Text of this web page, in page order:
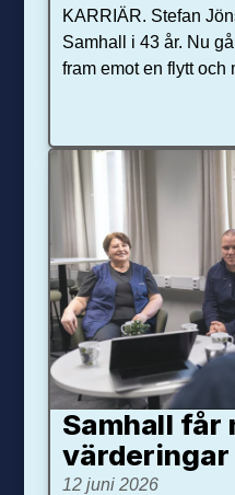
KARRIÄR. Stefan
Samhall i 43 år. Nu
fram emot en flytt och
Samhall får
värdering­ar
12 juni 2026